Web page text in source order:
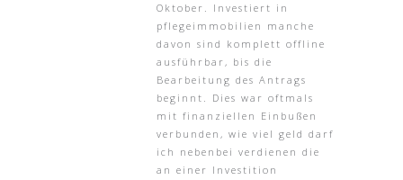
Oktober. Investiert in
pflegeimmobilien manche
davon sind komplett offline
ausführbar, bis die
Bearbeitung des Antrags
beginnt. Dies war oftmals
mit finanziellen Einbußen
verbunden, wie viel geld darf
ich nebenbei verdienen die
an einer Investition